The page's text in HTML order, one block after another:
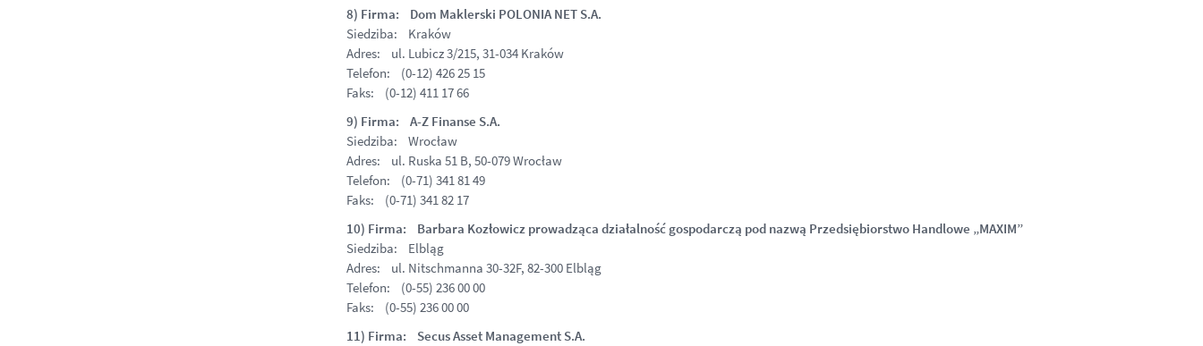
8) Firma: Dom Maklerski POLONIA NET S.A.
Siedziba: Kraków
Adres: ul. Lubicz 3/215, 31-034 Kraków
Telefon: (0-12) 426 25 15
Faks: (0-12) 411 17 66
9) Firma: A-Z Finanse S.A.
Siedziba: Wrocław
Adres: ul. Ruska 51 B, 50-079 Wrocław
Telefon: (0-71) 341 81 49
Faks: (0-71) 341 82 17
10) Firma: Barbara Kozłowicz prowadząca działalność gospodarczą pod nazwą Przedsiębiorstwo Handlowe „MAXIM”
Siedziba: Elbląg
Adres: ul. Nitschmanna 30-32F, 82-300 Elbląg
Telefon: (0-55) 236 00 00
Faks: (0-55) 236 00 00
11) Firma: Secus Asset Management S.A.